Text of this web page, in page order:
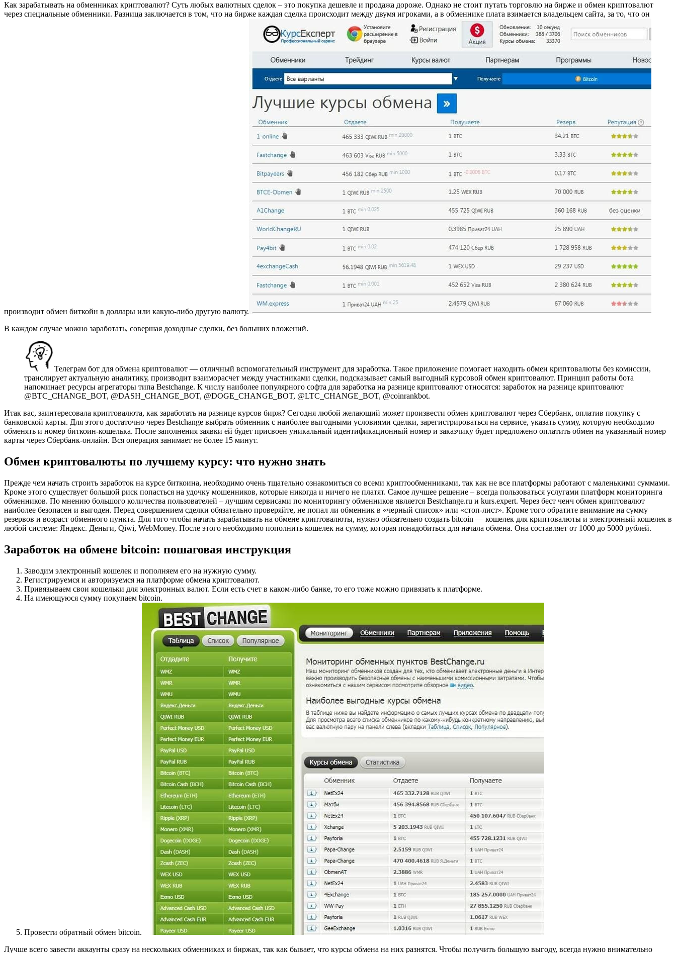
Как зарабатывать на обменниках криптовалют? Суть любых валютных сделок – это покупка дешевле и продажа дороже. Однако не стоит путать торговлю на бирже и обмен криптовалют
через специальные обменники. Разница заключается в том, что на бирже каждая сделка происходит между двумя игроками, а в обменнике плата взимается владельцем сайта, за то, что он
производит обмен биткойн в доллары или какую-либо другую валюту.
В каждом случае можно заработать, совершая доходные сделки, без больших вложений.
Телеграм бот для обмена криптовалют — отличный вспомогательный инструмент для заработка. Такое приложение помогает находить обмен криптовалюты без комиссии,
транслирует актуальную аналитику, производит взаиморасчет между участниками сделки, подсказывает самый выгодный курсовой обмен криптовалют. Принцип работы бота
напоминает ресурсы агрегаторы типа Bestchange. К числу наиболее популярного софта для заработка на разнице криптовалют относятся: заработок на разнице криптовалют
@BTC_CHANGE_BOT, @DASH_CHANGE_BOT, @DOGE_CHANGE_BOT, @LTC_CHANGE_BOT, @coinrankbot.
Итак вас, заинтересовала криптовалюта, как заработать на разнице курсов бирж? Сегодня любой желающий может произвести обмен криптовалют через Сбербанк, оплатив покупку с
банковской карты. Для этого достаточно через Bestchange выбрать обменник с наиболее выгодными условиями сделки, зарегистрироваться на сервисе, указать сумму, которую необходимо
обменять и номер биткоин-кошелька. После заполнения заявки ей будет присвоен уникальный идентификационный номер и заказчику будет предложено оплатить обмен на указанный номер
карты через Сбербанк-онлайн. Вся операция занимает не более 15 минут.
Обмен криптовалюты по лучшему курсу: что нужно знать
Прежде чем начать строить заработок на курсе биткоина, необходимо очень тщательно ознакомиться со всеми криптообменниками, так как не все платформы работают с маленькими суммами.
Кроме этого существует большой риск попасться на удочку мошенников, которые никогда и ничего не платят. Самое лучшее решение – всегда пользоваться услугами платформ мониторинга
обменников. По мнению большого количества пользователей – лучшим сервисами по мониторингу обменников является Bestchange.ru и kurs.expert. Через бест ченч обмен криптовалют
наиболее безопасен и выгоден. Перед совершением сделки обязательно проверяйте, не попал ли обменник в «черный список» или «стоп-лист». Кроме того обратите внимание на сумму
резервов и возраст обменного пункта. Для того чтобы начать зарабатывать на обмене криптовалюты, нужно обязательно создать bitcoin — кошелек для криптовалюты и электронный кошелек в
любой системе: Яндекс. Деньги, Qiwi, WebMoney. После этого необходимо пополнить кошелек на сумму, которая понадобиться для начала обмена. Она составляет от 1000 до 5000 рублей.
Заработок на обмене bitcoin: пошаговая инструкция
Заводим электронный кошелек и пополняем его на нужную сумму.
Регистрируемся и авторизуемся на платформе обмена криптовалют.
Привязываем свои кошельки для электронных валют. Если есть счет в каком-либо банке, то его тоже можно привязать к платформе.
На имеющуюся сумму покупаем bitcoin.
Провести обратный обмен bitcoin.
Лучше всего завести аккаунты сразу на нескольких обменниках и биржах, так как бывает, что курсы обмена на них разнятся. Чтобы получить большую выгоду, всегда нужно внимательно